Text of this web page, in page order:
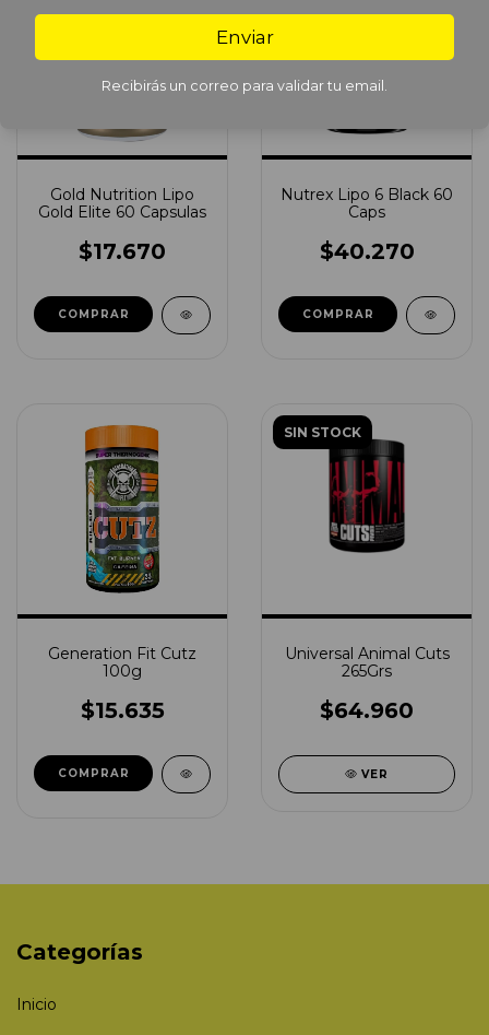
Gold Nutrition Lipo
Gold Elite 60 Capsulas
$17.670
Nutrex Lipo 6 Black 60
Caps
$40.270
Generation Fit Cutz
100g
$15.635
COMPRAR
SIN STOCK
Universal Animal Cuts
265Grs
$64.960
VER
Categorías
Inicio
Enviar
Recibirás un correo para validar tu email.